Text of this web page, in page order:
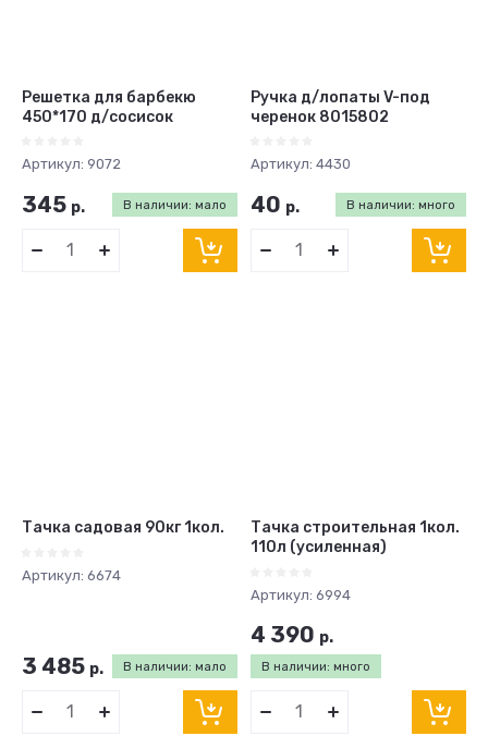
Решетка для барбекю
450*170 д/сосисок
Артикул: 9072
В наличии: мало
345 р.
Ручка д/лопаты V-под
черенок 8015802
Артикул: 4430
В наличии: много
40 р.
Тачка садовая 90кг 1кол.
Артикул: 6674
В наличии: мало
3 485 р.
Тачка строительная 1кол.
110л (усиленная)
Артикул: 6994
В наличии: много
4 390 р.